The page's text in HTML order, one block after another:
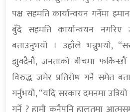
पक्ष सहमति कार्यान्वयन गर्नेमा
बुँदे सहमति कार्यान्वयन नगरिए
बताउनुभयो । उहाँले भन्नुभयो,
झुक्दैनौं, जनताको बीचमा
विरुद्ध जमेर प्रतिरोध गर्ने समेत
गर्नुभयो, “यदि सरकार दमनमा